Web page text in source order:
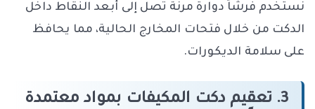
نستخدم فرشاً دوارة مرنة تصل إلى أبعد النقاط داخل
الدكت من خلال فتحات المخارج الحالية، مما يحافظ
على سلامة الديكورات.
3. تعقيم دكت المكيفات بمواد معتمدة